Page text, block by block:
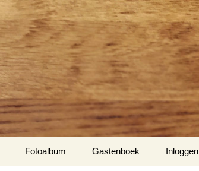
Fotoalbum Gastenboek
Inloggen